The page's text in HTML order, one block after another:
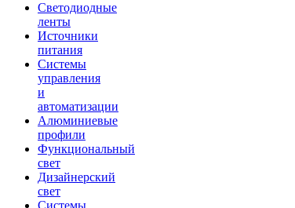
Светодиодные
ленты
Источники
питания
Системы
управления
и
автоматизации
Алюминиевые
профили
Функциональный
свет
Дизайнерский
свет
Системы